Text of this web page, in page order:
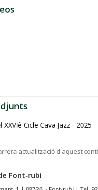
Cicle Cava Jazz - 2025 -
actualització d'aquest
Font-rubí